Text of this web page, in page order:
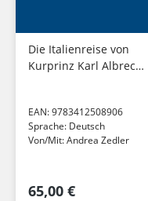
Die Italienreise von
Kurprinz Karl Albrecht
Beihefte zum Archiv
für...
EAN:9783412508906
Sprache: Deutsch
Von/Mit:Andrea Zedler
65,00 €